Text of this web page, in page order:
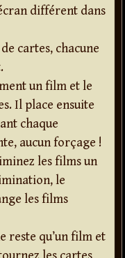
différent dans
cartes, chacune
un film et le
Il place ensuite
chaque
aucun forçage !
les films un
le
les films
reste qu’un film et